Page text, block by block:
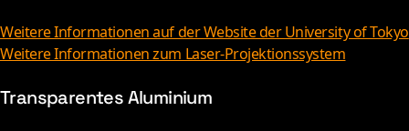
Weitere Informationen auf der Website der University of Tokyo
Weitere Informationen zum Laser-Projektionssystem
Transparentes Aluminium